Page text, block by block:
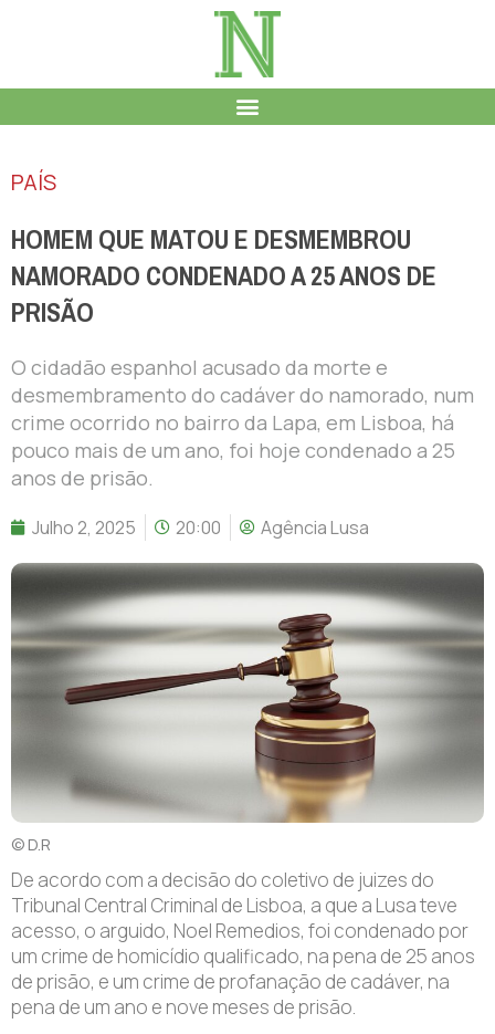
PAÍS
HOMEM QUE MATOU E DESMEMBROU
NAMORADO CONDENADO A 25 ANOS DE
PRISÃO
O cidadão espanhol acusado da morte e
desmembramento do cadáver do namorado, num
crime ocorrido no bairro da Lapa, em Lisboa, há
pouco mais de um ano, foi hoje condenado a 25
anos de prisão.
Julho 2, 2025 20:00 Agência Lusa
© D.R
De acordo com a decisão do coletivo de juizes do
Tribunal Central Criminal de Lisboa, a que a Lusa teve
acesso, o arguido, Noel Remedios, foi condenado por
um crime de homicídio qualificado, na pena de 25 anos
de prisão, e um crime de profanação de cadáver, na
pena de um ano e nove meses de prisão.